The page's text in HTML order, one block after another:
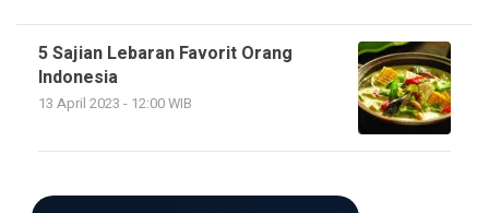
5 Sajian Lebaran Favorit Orang
Indonesia
13 April 2023 - 12:00 WIB